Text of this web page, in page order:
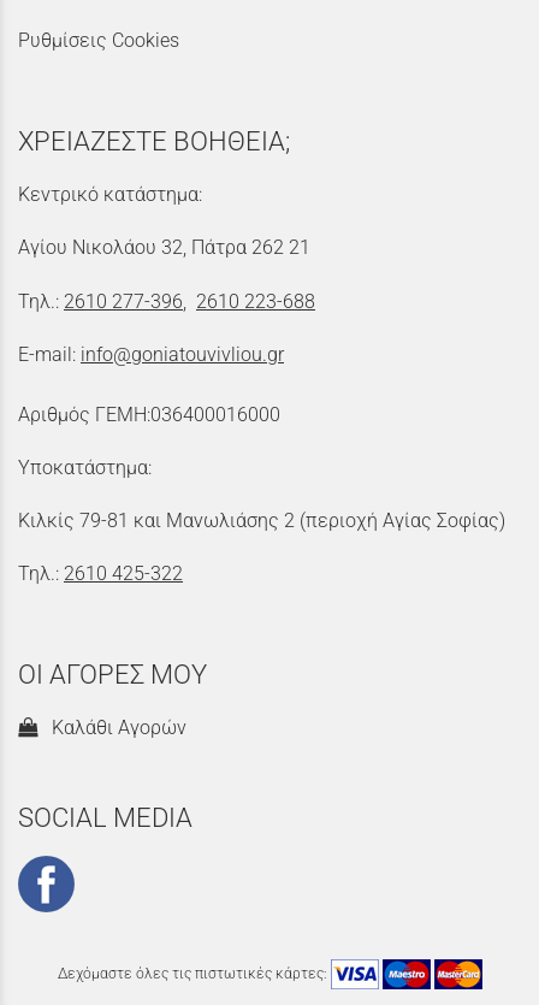
Ρυθμίσεις Cookies
ΧΡΕΙΑΖΕΣΤΕ ΒΟΗΘΕΙΑ;
Κεντρικό κατάστημα:
Αγίου Νικολάου 32, Πάτρα 262 21
Τηλ.: 2610 277-396 2610 223-688
E-mail: info@goniatouvivliou.gr
Αριθμός ΓΕΜΗ:036400016000
Υποκατάστημα:
Κιλκίς 79-81 και Μανωλιάσης 2 (περιοχή Αγίας Σοφίας)
Τηλ.: 2610 425-322
ΟΙ ΑΓΟΡΕΣ ΜΟΥ
Καλάθι Αγορών
SOCIAL MEDIA
Δεχόμαστε όλες τις πιστωτικές κάρτες: